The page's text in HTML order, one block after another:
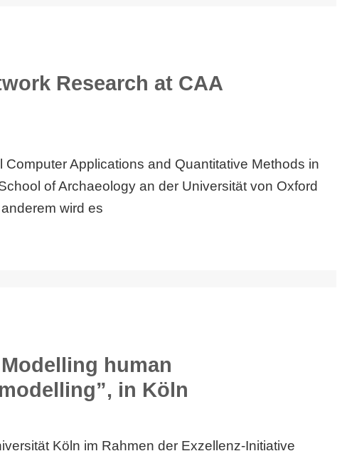
Research at CAA
Applications and Quantitative Methods in
of Archaeology an der Universität von Oxford
wird es
human
in Köln
Köln im Rahmen der Exzellenz-Initiative